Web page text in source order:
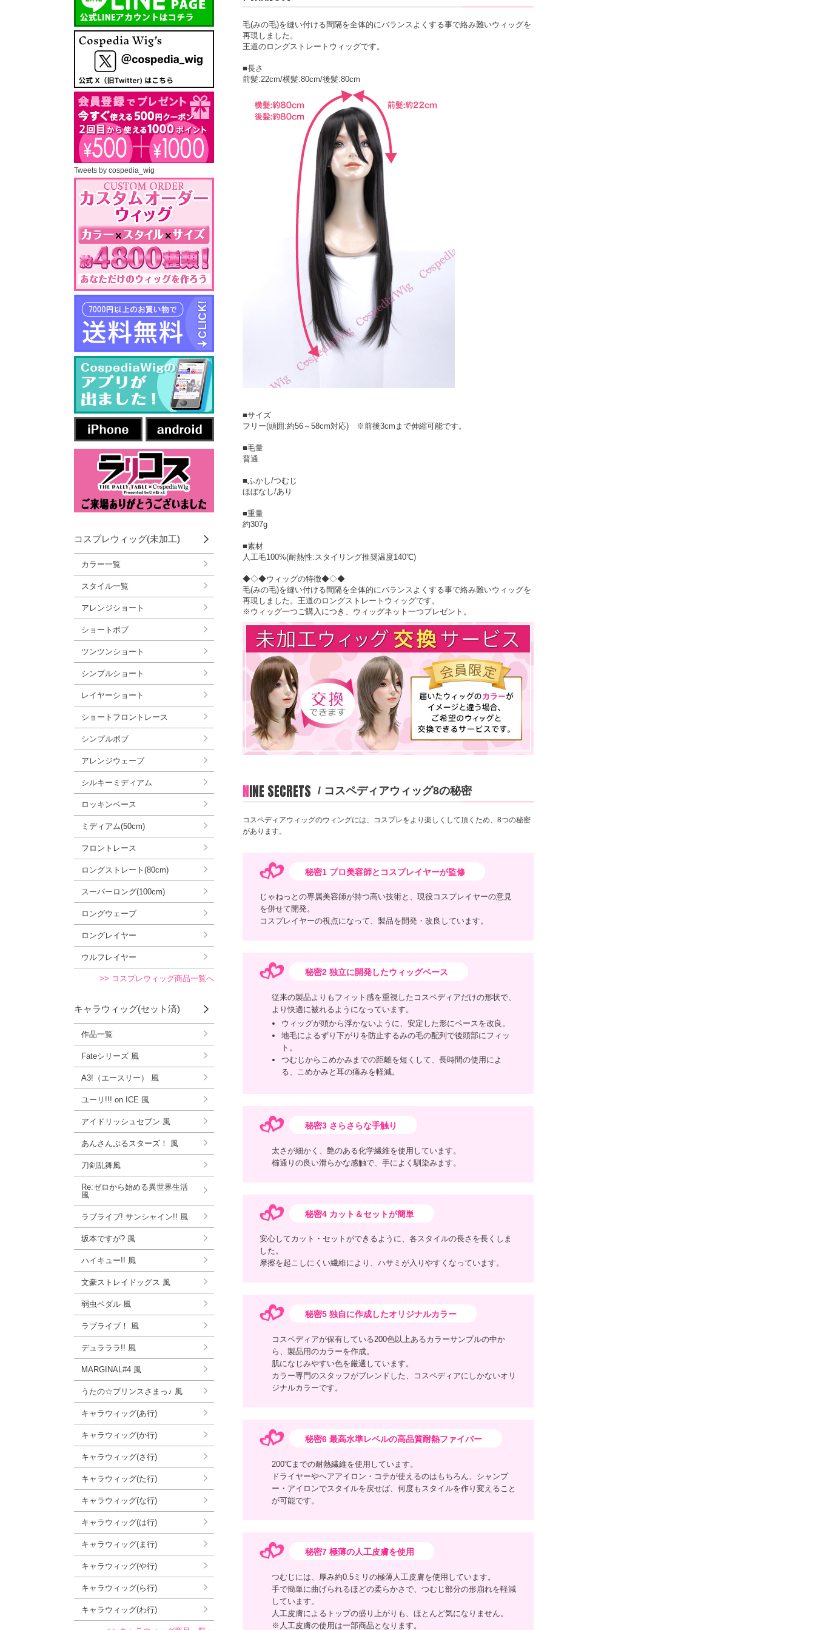
毛(みの毛)を縫い付ける間隔を全体的にバランスよくする事で絡み難いウィッグを
再現しました。
王道のロングストレートウィッグです。
■長さ
前髪:22cm/横髪:80cm/後髪:80cm
■サイズ
フリー(頭囲:約56～58cm対応) ※前後3cmまで伸縮可能です。
■毛量
普通
■ふかし/つむじ
ほぼなし/あり
■重量
約307g
■素材
人工毛100%(耐熱性:スタイリング推奨温度140℃)
◆◇◆ウィッグの特徴◆◇◆
毛(みの毛)を縫い付ける間隔を全体的にバランスよくする事で絡み難いウィッグを
再現しました。王道のロングストレートウィッグです。
※ウィッグ一つご購入につき、ウィッグネット一つプレゼント。
NINE SECRETS / コスペディアウィッグ8の秘密
コスペディアウィッグのウィングには、コスプレをより楽しくして頂くため、8つの秘密
があります。
秘密1 プロ美容師とコスプレイヤーが監修
じゃねっとの専属美容師が持つ高い技術と、現役コスプレイヤーの意見
を併せて開発。
コスプレイヤーの視点になって、製品を開発・改良しています。
秘密2 独立に開発したウィッグベース
従来の製品よりもフィット感を重視したコスペディアだけの形状で、
より快適に被れるようになっています。
ウィッグが頭から浮かないように、安定した形にベースを改良。
地毛によるずり下がりを防止するみの毛の配列で後頭部にフィッ
ト。
つむじからこめかみまでの距離を短くして、長時間の使用によ
る、こめかみと耳の痛みを軽減。
秘密3 さらさらな手触り
太さが細かく、艶のある化学繊維を使用しています。
櫛通りの良い滑らかな感触で、手によく馴染みます。
秘密4 カット＆セットが簡単
安心してカット・セットができるように、各スタイルの長さを長くしま
した。
摩擦を起こしにくい繊維により、ハサミが入りやすくなっています。
秘密5 独自に作成したオリジナルカラー
コスペディアが保有している200色以上あるカラーサンプルの中か
ら、製品用のカラーを作成。
肌になじみやすい色を厳選しています。
カラー専門のスタッフがブレンドした、コスペディアにしかないオリ
ジナルカラーです。
秘密6 最高水準レベルの高品質耐熱ファイバー
200℃までの耐熱繊維を使用しています。
ドライヤーやヘアアイロン・コテが使えるのはもちろん、シャンプ
ー・アイロンでスタイルを戻せば、何度もスタイルを作り変えること
が可能です。
秘密7 極薄の人工皮膚を使用
つむじには、厚み約0.5ミリの極薄人工皮膚を使用しています。
手で簡単に曲げられるほどの柔らかさで、つむじ部分の形崩れを軽減
しています。
人工皮膚によるトップの盛り上がりも、ほとんど気になりません。
※人工皮膚の使用は一部商品となります。
Tweets by cospedia_wig
コスプレウィッグ(未加工)
カラー一覧
スタイル一覧
アレンジショート
ショートボブ
ツンツンショート
シンプルショート
レイヤーショート
ショートフロントレース
シンプルボブ
アレンジウェーブ
シルキーミディアム
ロッキンベース
ミディアム(50cm)
フロントレース
ロングストレート(80cm)
スーパーロング(100cm)
ロングウェーブ
ロングレイヤー
ウルフレイヤー
>> コスプレウィッグ商品一覧へ
キャラウィッグ(セット済)
作品一覧
Fateシリーズ 風
A3!（エースリー） 風
ユーリ!!! on ICE 風
アイドリッシュセブン 風
あんさんぶるスターズ！ 風
刀剣乱舞風
Re:ゼロから始める異世界生活
風
ラブライブ! サンシャイン!! 風
坂本ですが? 風
ハイキュー!! 風
文豪ストレイドッグス 風
弱虫ペダル 風
ラブライブ！ 風
デュラララ!! 風
MARGINAL#4 風
うたの☆プリンスさまっ♪ 風
キャラウィッグ(あ行)
キャラウィッグ(か行)
キャラウィッグ(さ行)
キャラウィッグ(た行)
キャラウィッグ(な行)
キャラウィッグ(は行)
キャラウィッグ(ま行)
キャラウィッグ(や行)
キャラウィッグ(ら行)
キャラウィッグ(わ行)